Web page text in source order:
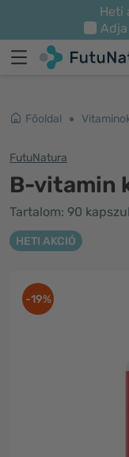
Heti
Főoldal
FutuNatura
B-vitamin
Tartalom: 90
HETI AKCIÓ
-19%